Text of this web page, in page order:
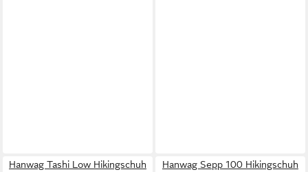
Hanwag Tashi Low Hikingschuh
Hanwag Sepp 100 Hikingschuh